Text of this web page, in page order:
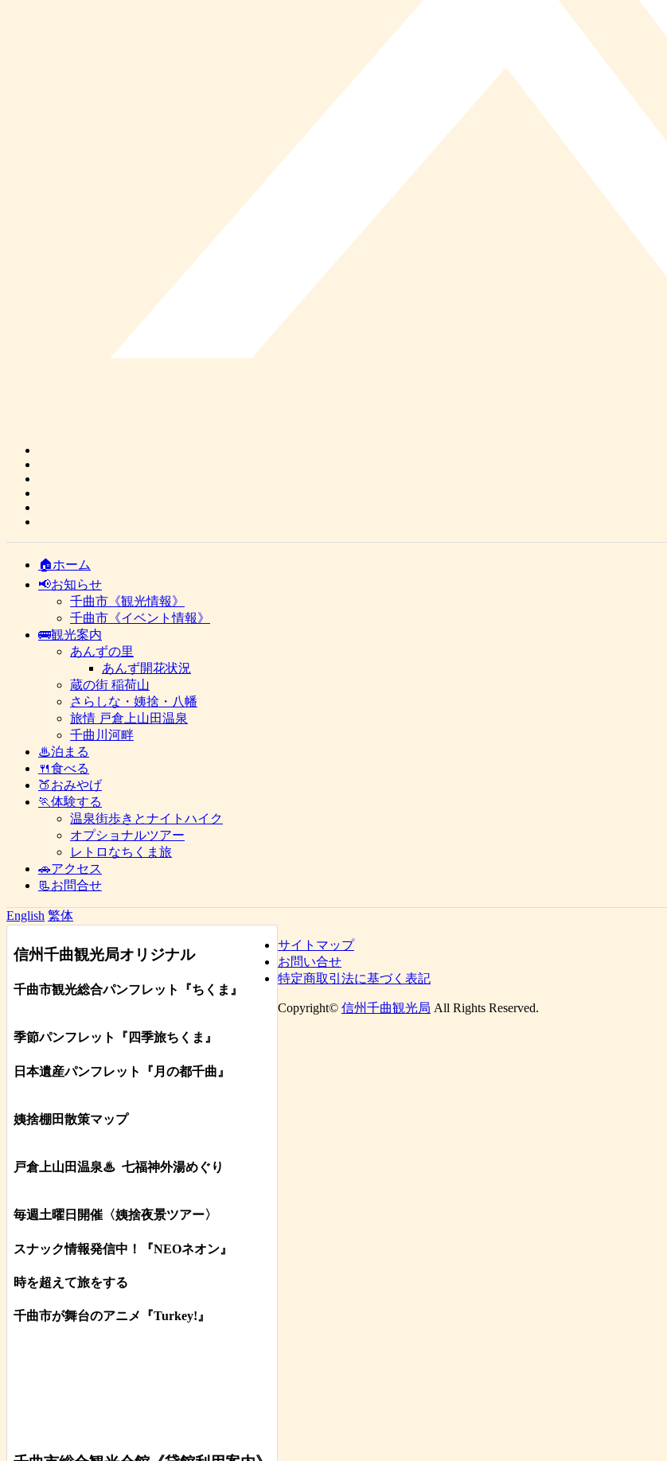
🏠ホーム
📢お知らせ
千曲市《観光情報》
千曲市《イベント情報》
🚌観光案内
あんずの里
あんず開花状況
蔵の街 稲荷山
さらしな・姨捨・八幡
旅情 戸倉上山田温泉
千曲川河畔
♨泊まる
🍴食べる
🍑おみやげ
🏃体験する
温泉街歩きとナイトハイク
オプショナルツアー
レトロなちくま旅
🚗アクセス
📃お問合せ
English 繁体
信州千曲観光局オリジナル
千曲市観光総合パンフレット 『ちくま 』
季節パンフレット『四季旅ちくま』
日本遺産パンフレット 『月の都千曲 』
姨捨棚田散策マップ
戸倉上山田温泉♨ 七福神外湯めぐり
毎週土曜日開催〈姨捨夜景ツアー〉
スナック情報発信中！『NEOネオン』
時を超えて旅をする
千曲市が舞台のアニメ『Turkey!』
サイトマップ
お問い合せ
特定商取引法に基づく表記
Copyright© 信州千曲観光局 All Rights Reserved.